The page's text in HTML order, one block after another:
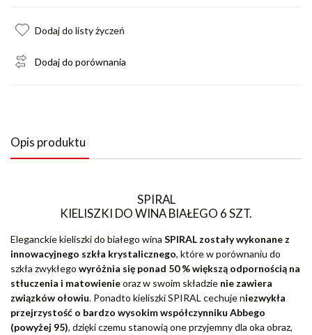
Dodaj do listy życzeń
Dodaj do porównania
Opis produktu
SPIRAL
KIELISZKI DO WINA BIAŁEGO 6 SZT.
Eleganckie kieliszki do białego wina SPIRAL zostały wykonane z
innowacyjnego szkła krystalicznego, które w porównaniu do
szkła zwykłego wyróżnia się ponad 50 % większą odpornością na
stłuczenia i matowienieoraz w swoim składzie nie zawiera
związków ołowiu. Ponadto kieliszki SPIRAL cechuje niezwykła
przejrzystość o bardzo wysokim współczynniku Abbego
(powyżej 95), dzięki czemu stanowią one przyjemny dla oka obraz,